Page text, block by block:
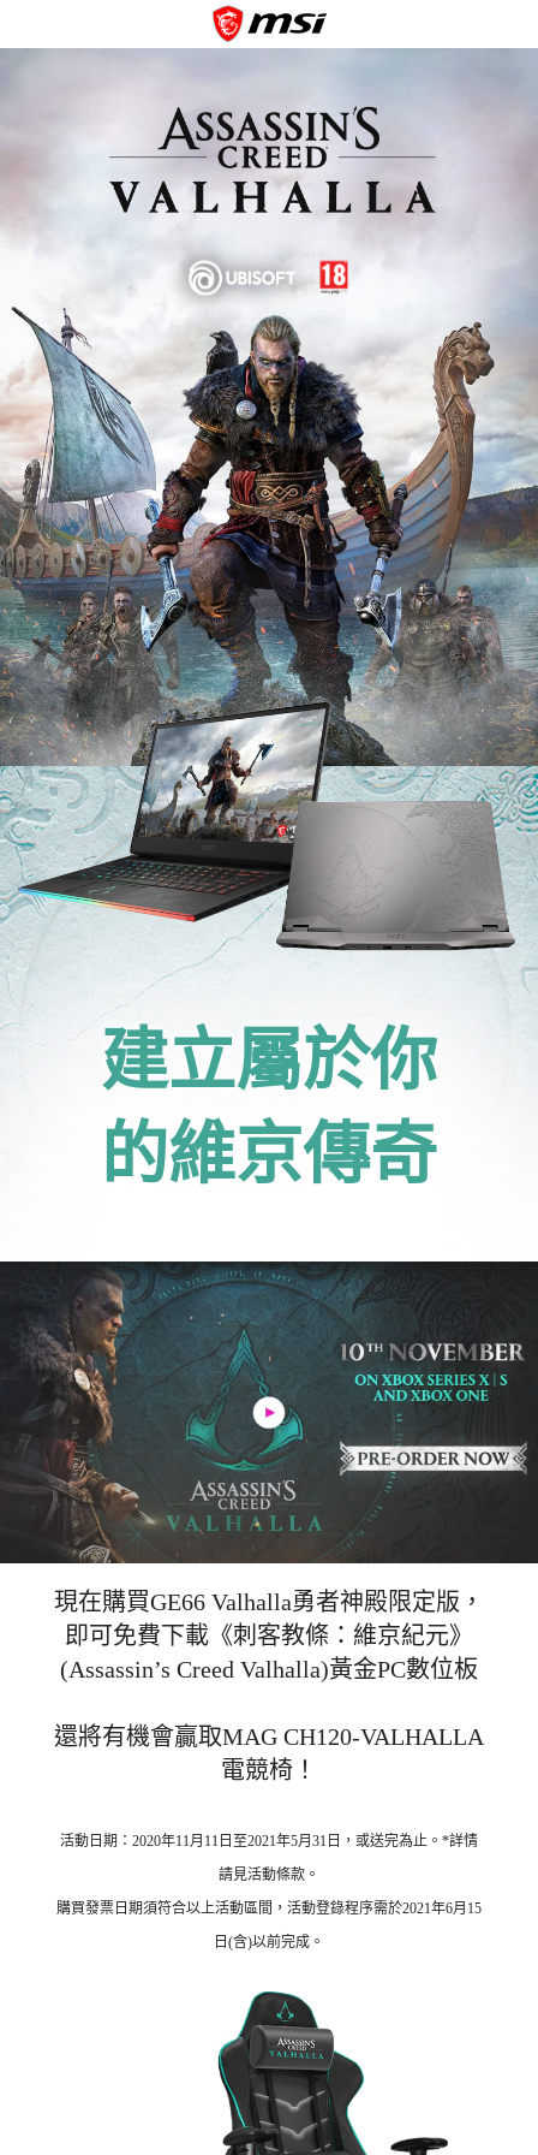
建立屬於你
的維京傳奇
現在購買GE66 Valhalla勇者神殿限定版，
即可免費下載《刺客教條：維京紀元》
(Assassin’s Creed Valhalla)黃金PC數位板
還將有機會贏取MAG CH120-VALHALLA
電競椅！
活動日期：2020年11月11日至2021年5月31日，或送完為止。*詳情
請見活動條款。
購買發票日期須符合以上活動區間，活動登錄程序需於2021年6月15
日(含)以前完成。